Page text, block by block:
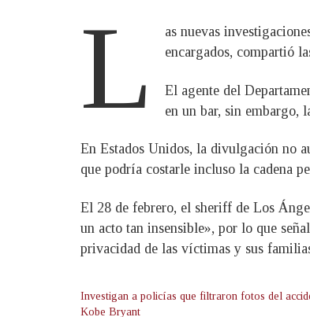
L
as nuevas
encargados, compartió
El agente del
en un bar, sin embargo,
En Estados Unidos, la divulgación no
que podría costarle incluso la cadena
El 28 de febrero, el sheriff de Los
un acto tan insensible», por lo que
privacidad de las víctimas y sus
Investigan a policías que filtraron fotos del
Kobe Bryant